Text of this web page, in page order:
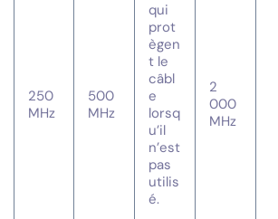
250
MHz
500
MHz
qui
prot
ègen
t le
câbl
e
lorsq
u’il
n’est
pas
utilis
é.
2
000
MHz